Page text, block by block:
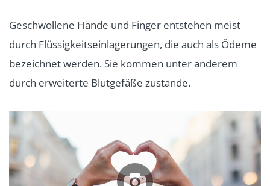
Geschwollene Hände und Finger entstehen meist
durch Flüssigkeitseinlagerungen, die auch als Ödeme
bezeichnet werden. Sie kommen unter anderem
durch erweiterte Blutgefäße zustande.